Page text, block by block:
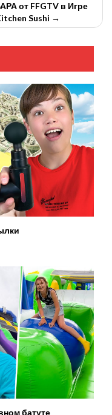
от FFGTV в Игре
Sushi →
батуте